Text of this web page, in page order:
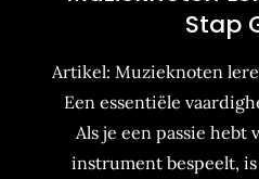
Stap
Artikel: Muzieknoten
Een essentiële
Als je een passie hebt
instrument bespeelt,